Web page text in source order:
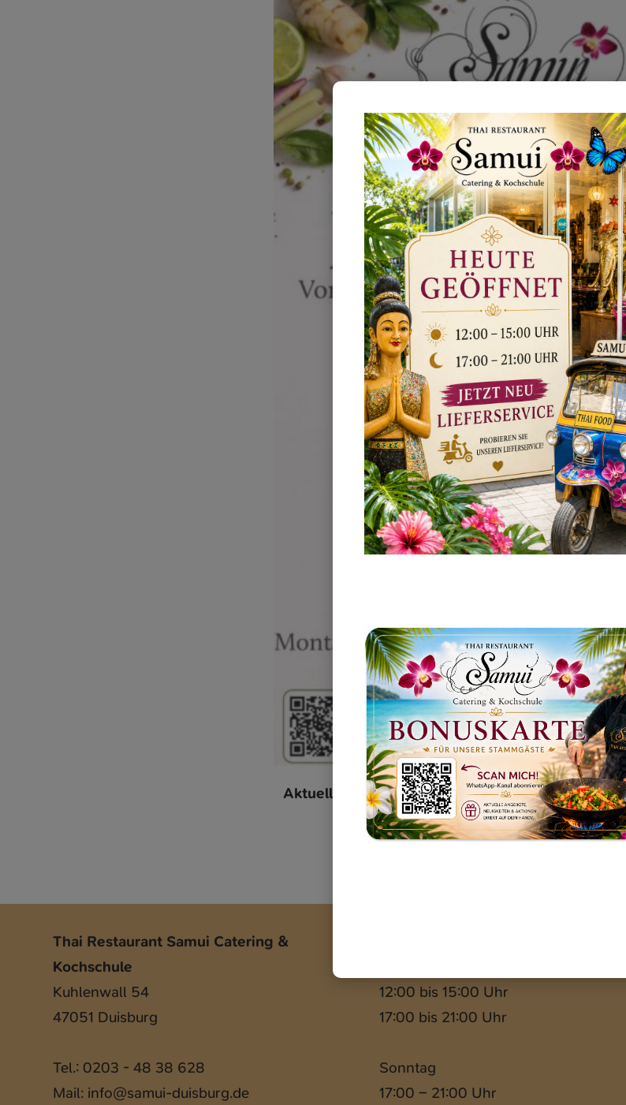
Aktuelle Restaurant Öffnungszeiten
Thai Restaurant Samui Catering &
Kochschule
Kuhlenwall 54
47051 Duisburg
Tel.: 0203 - 48 38 628
Mail: info@samui-duisburg.de
12:00 bis 15:00 Uhr
17:00 bis 21:00 Uhr
Sonntag
17:00 – 21:00 Uhr
Hinweis